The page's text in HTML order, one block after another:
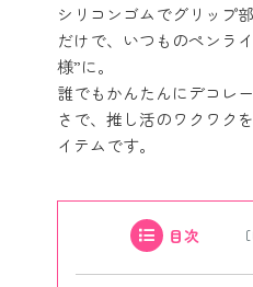
シリコンゴムでグリップ
だけで、いつものペンラ
様”に。
誰でもかんたんにデコレ
さで、推し活のワクワク
イテムです。
目次